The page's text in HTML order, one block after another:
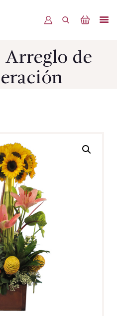
Arreglo de